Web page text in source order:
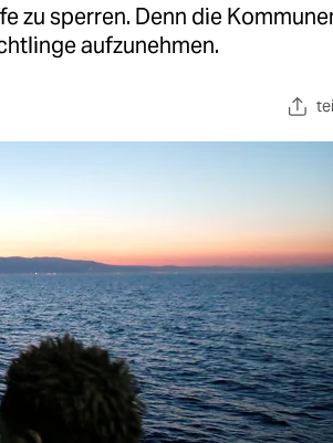
zu sperren. Denn die
aufzunehmen.